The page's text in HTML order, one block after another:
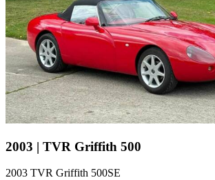
2003 | TVR Griffith 500
2003 TVR Griffith 500SE